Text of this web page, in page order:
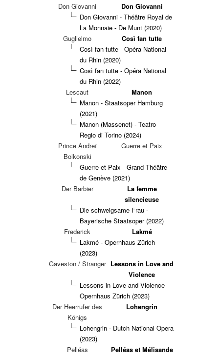
Don Giovanni
Don Giovanni
Don Giovanni - Théâtre Royal de
La Monnaie - De Munt (2020)
Guglielmo
Così fan tutte
Così fan tutte - Opéra National
du Rhin (2020)
Così fan tutte - Opéra National
du Rhin (2022)
Lescaut
Manon
Manon - Staatsoper Hamburg
(2021)
Manon (Massenet) - Teatro
Regio di Torino (2024)
Prince Andreï
Bolkonski
Guerre et Paix
Guerre et Paix - Grand Théâtre
de Genève (2021)
Der Barbier
La femme
silencieuse
Die schweigsame Frau -
Bayerische Staatsoper (2022)
Frederick
Lakmé
Lakmé - Opernhaus Zürich
(2023)
Gaveston / Stranger Lessons in Love and
Violence
Lessons in Love and Violence -
Opernhaus Zürich (2023)
Der Heerrufer des
Königs
Lohengrin
Lohengrin - Dutch National Opera
(2023)
Pelléas
Pelléas et Mélisande